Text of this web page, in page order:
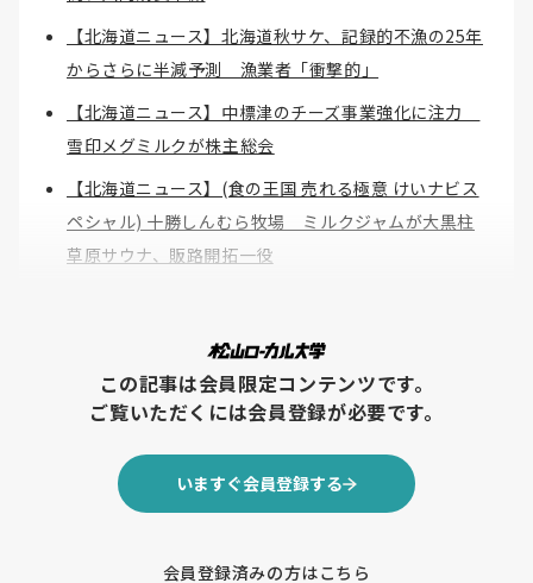
この記事は会員限定コンテンツです。
ご覧いただくには会員登録が必要です。
いますぐ会員登録する
会員登録済みの方はこちら
【北海道ニュース】北海道秋サケ、記録的不漁の25年
からさらに半減予測 漁業者「衝撃的」
【北海道ニュース】中標津のチーズ事業強化に注力
雪印メグミルクが株主総会
【北海道ニュース】(食の王国 売れる極意 けいナビス
ペシャル) 十勝しんむら牧場 ミルクジャムが大黒柱
草原サウナ、販路開拓一役
【北海道ニュース】岩田地崎建設、新社長に岩田幸治
【北海道ニュース】レバンガ候補地は
苗穂・中島公園・真駒内公園など4カ